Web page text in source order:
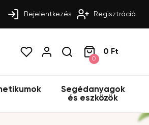
Bejelentkezés Regisztráció
0
0 Ft
Segédanyagok
és eszközök